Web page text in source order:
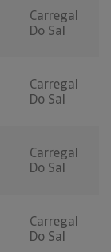
Carregal
Do Sal
Carregal
Do Sal
Carregal
Do Sal
Carregal
Do Sal